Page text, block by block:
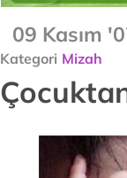
09 Kasım
Kategori Mizah